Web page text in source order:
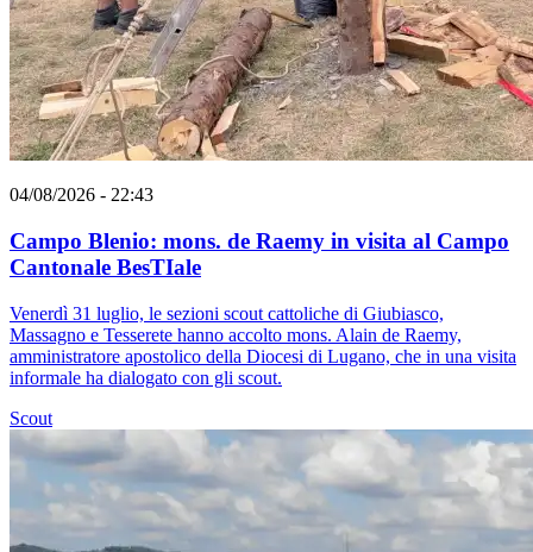
04/08/2026 - 22:43
Campo Blenio: mons. de Raemy in visita al Campo
Cantonale BesTIale
Venerdì 31 luglio, le sezioni scout cattoliche di Giubiasco,
Massagno e Tesserete hanno accolto mons. Alain de Raemy,
amministratore apostolico della Diocesi di Lugano, che in una visita
informale ha dialogato con gli scout.
Scout